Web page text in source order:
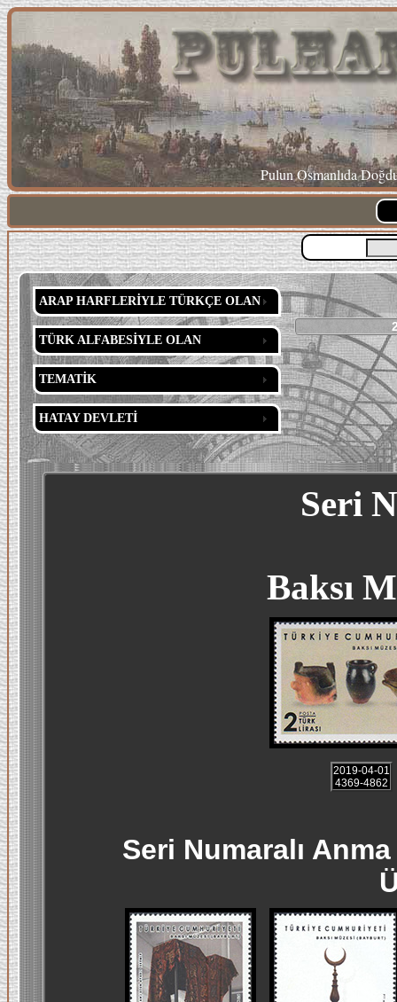
Pulun Osmanlıda
ARAP HARFLERİYLE TÜRKÇE OLAN
TÜRK ALFABESİYLE OLAN
TEMATİK
HATAY DEVLETİ
Seri
Baksı
2019-04-01
4369-4862
Seri Numaralı Anma